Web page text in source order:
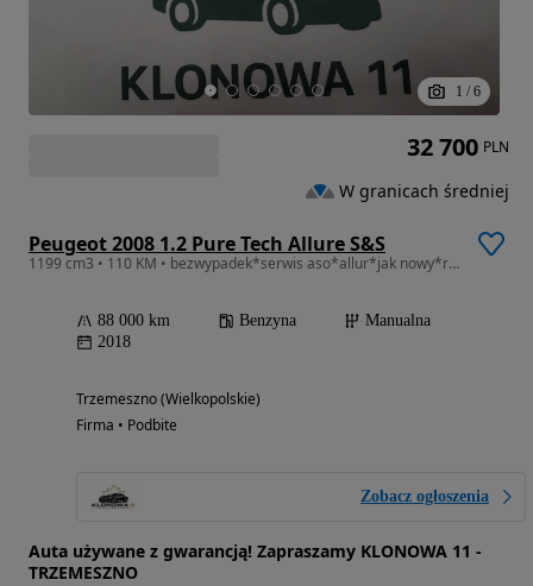
1 / 6
Peugeot 2008 1.2 Pure Tech Allure S&S
1199 cm3 • 110 KM • bezwypadek*serwis aso*allur*jak nowy*rozrząd na 60tkm wymieniony
88 000 km Benzyna
Manualna
2018
Trzemeszno (Wielkopolskie)
Firma • Podbite
Zobacz ogłoszenia
Auta używane z gwarancją! Zapraszamy KLONOWA 11 -
TRZEMESZNO
32 700 PLN
W granicach średniej